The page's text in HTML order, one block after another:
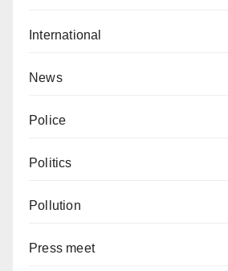
International
News
Police
Politics
Pollution
Press meet